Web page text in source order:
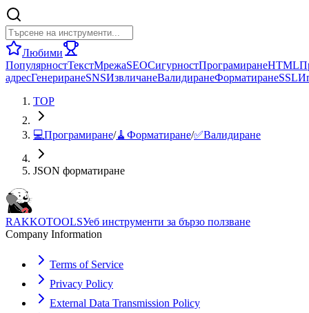
Любими
ПопулярностТекстМрежаSEOСигурностПрограмиранеHTML
адресГенериранеSNSИзвличанеВалидиранеФорматиранеSSL
TOP
💻Програмиране/🧹 Форматиране/✅Валидиране
JSON форматиране
RAKKOTOOLSУеб инструменти за бързо ползване
Company Information
Terms of Service
Privacy Policy
External Data Transmission Policy